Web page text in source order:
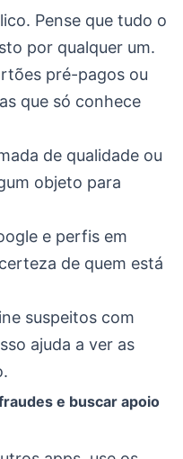
Pense que tudo o
por qualquer um.
pré-pagos ou
que só conhece
de qualidade ou
objeto para
e perfis em
de quem está
suspeitos com
ajuda a ver as
e buscar apoio